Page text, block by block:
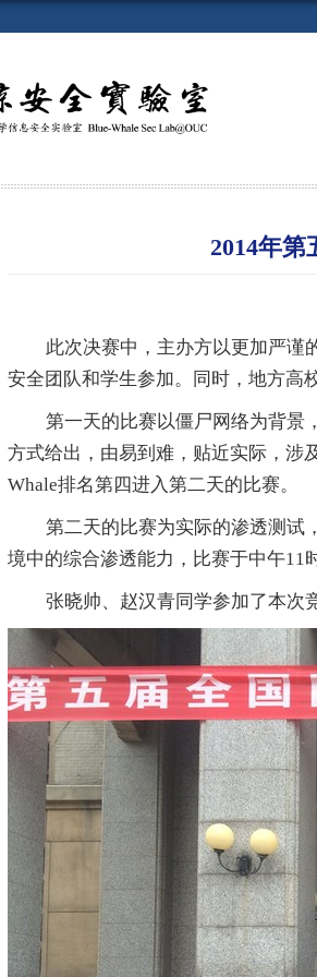
2014年
此次决赛中，主办方以更加严谨
安全团队和学生参加。同时，地方高
第一天的比赛以僵尸网络为背景
方式给出，由易到难，贴近实际，涉
Whale排名第四进入第二天的比赛。
第二天的比赛为实际的渗透测试
境中的综合渗透能力，比赛于中午11
张晓帅、赵汉青同学参加了本次